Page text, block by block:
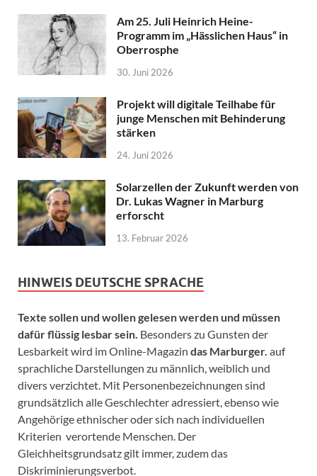
Am 25. Juli Heinrich Heine-
Programm im „Hässlichen Haus“ in
Oberrosphe
30. Juni 2026
Projekt will digitale Teilhabe für
junge Menschen mit Behinderung
stärken
24. Juni 2026
Solarzellen der Zukunft werden von
Dr. Lukas Wagner in Marburg
erforscht
13. Februar 2026
HINWEIS DEUTSCHE SPRACHE
Texte sollen und wollen gelesen werden und müssen
dafür flüssig lesbar sein. Besonders zu Gunsten der
Lesbarkeit wird im Online-Magazin das Marburger. auf
sprachliche Darstellungen zu männlich, weiblich und
divers verzichtet. Mit Personenbezeichnungen sind
grundsätzlich alle Geschlechter adressiert, ebenso wie
Angehörige ethnischer oder sich nach individuellen
Kriterien verortende Menschen. Der
Gleichheitsgrundsatz gilt immer, zudem das
Diskriminierungsverbot.